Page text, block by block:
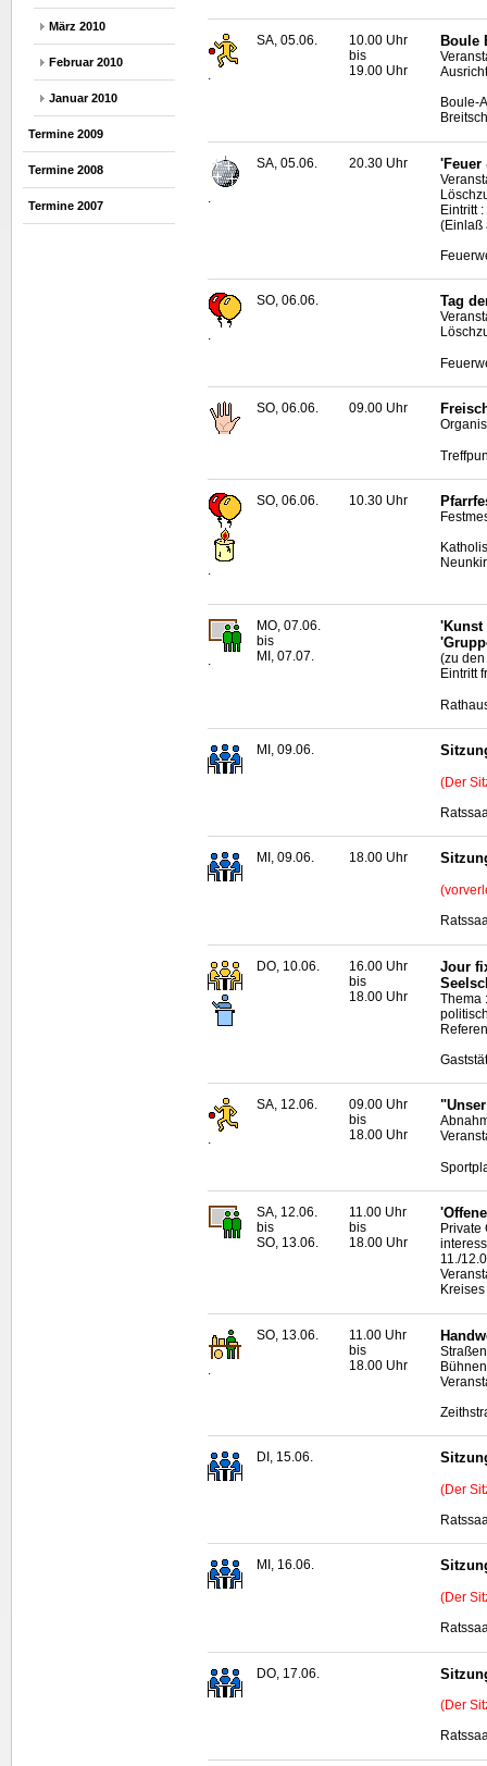
März 2010
Februar 2010
Januar 2010
Termine 2009
Termine 2008
Termine 2007
.
SA, 05.06.
10.00 Uhr
bis
19.00 Uhr
Boule
Boule-
SA, 05.06. 20.30 Uhr 'Feuer
Eintritt
(Einlaß
.
SO, 06.06. Tag
SO, 06.06. 09.00 Uhr
.
SO, 06.06. 10.30 Uhr
.
MO, 07.06.
bis
MI, 07.07.
'Kunst
(zu
Eintritt
MI, 09.06.
(Der
MI, 09.06. 18.00 Uhr
DO, 10.06.
16.00 Uhr
bis
18.00 Uhr
Jour
Thema
.
SA, 12.06.
09.00 Uhr
bis
18.00 Uhr
SA, 12.06.
bis
SO, 13.06.
11.00 Uhr
bis
18.00 Uhr
Private
11./
SO, 13.06.
11.00 Uhr
bis
18.00 Uhr
DI, 15.06.
(Der
MI, 16.06.
(Der
DO, 17.06.
(Der